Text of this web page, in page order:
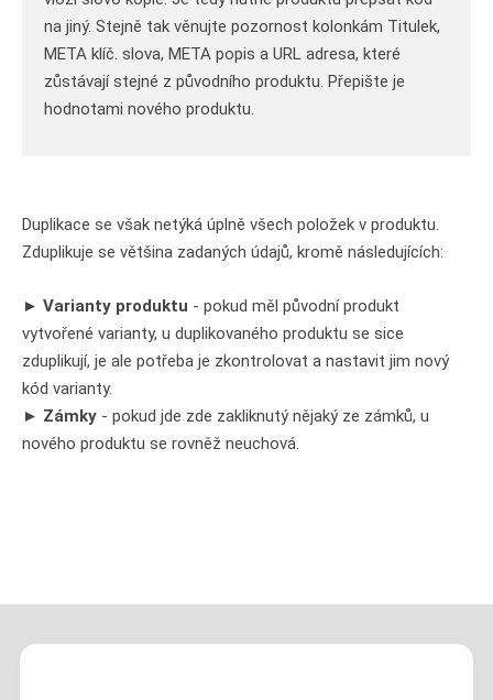
na jiný. Stejně tak věnujte pozornost kolonkám Titulek,
META klíč. slova, META popis a URL adresa, které
zůstávají stejné z původního produktu. Přepište je
hodnotami nového produktu.
Duplikace se však netýká úplně všech položek v produktu.
Zduplikuje se většina zadaných údajů, kromě následujících:
► Varianty produktu - pokud měl původní produkt
vytvořené varianty, u duplikovaného produktu se sice
zduplikují, je ale potřeba je zkontrolovat a nastavit jim nový
kód varianty.
► Zámky - pokud jde zde zakliknutý nějaký ze zámků, u
nového produktu se rovněž neuchová.